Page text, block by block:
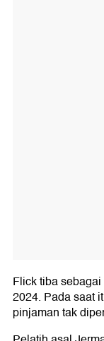
Flick tiba
2024. Pada saat
pinjaman tak